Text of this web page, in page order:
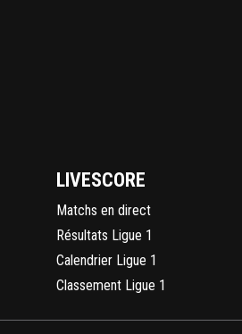
LIVESCORE
Matchs en direct
Résultats Ligue 1
Calendrier Ligue 1
Classement Ligue 1